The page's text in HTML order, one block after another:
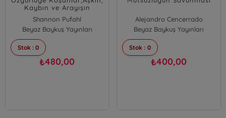
Kaybın ve Arayışın
Romanı...
Shannon Pufahl
Beyaz Baykuş Yayınları
Stok : 0
₺480,00
Alejandro Cencerrado
Beyaz Baykuş Yayınları
Stok : 0
₺400,00